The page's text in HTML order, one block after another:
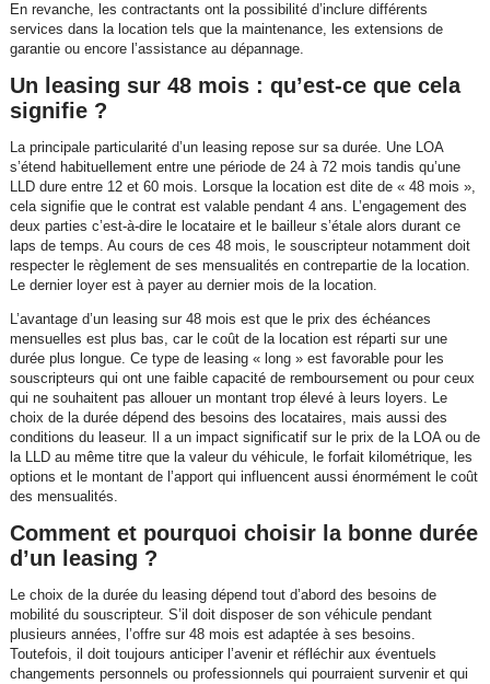
En revanche, les contractants ont la possibilité d’inclure différents
services dans la location tels que la maintenance, les extensions de
garantie ou encore l’assistance au dépannage.
Un leasing sur 48 mois : qu’est-ce que cela
signifie ?
La principale particularité d’un leasing repose sur sa durée. Une LOA
s’étend habituellement entre une période de 24 à 72 mois tandis qu’une
LLD dure entre 12 et 60 mois. Lorsque la location est dite de « 48 mois »,
cela signifie que le contrat est valable pendant 4 ans. L’engagement des
deux parties c’est-à-dire le locataire et le bailleur s’étale alors durant ce
laps de temps. Au cours de ces 48 mois, le souscripteur notamment doit
respecter le règlement de ses mensualités en contrepartie de la location.
Le dernier loyer est à payer au dernier mois de la location.
L’avantage d’un leasing sur 48 mois est que le prix des échéances
mensuelles est plus bas, car le coût de la location est réparti sur une
durée plus longue. Ce type de leasing « long » est favorable pour les
souscripteurs qui ont une faible capacité de remboursement ou pour ceux
qui ne souhaitent pas allouer un montant trop élevé à leurs loyers. Le
choix de la durée dépend des besoins des locataires, mais aussi des
conditions du leaseur. Il a un impact significatif sur le prix de la LOA ou de
la LLD au même titre que la valeur du véhicule, le forfait kilométrique, les
options et le montant de l’apport qui influencent aussi énormément le coût
des mensualités.
Comment et pourquoi choisir la bonne durée
d’un leasing ?
Le choix de la durée du leasing dépend tout d’abord des besoins de
mobilité du souscripteur. S’il doit disposer de son véhicule pendant
plusieurs années, l’offre sur 48 mois est adaptée à ses besoins.
Toutefois, il doit toujours anticiper l’avenir et réfléchir aux éventuels
changements personnels ou professionnels qui pourraient survenir et qui